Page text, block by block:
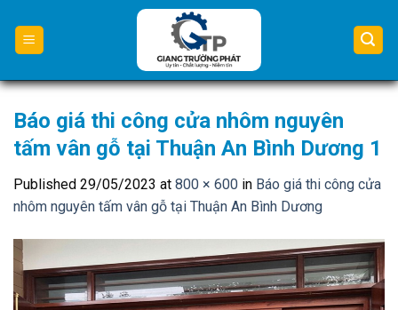
content
Báo giá thi công cửa nhôm nguyên
tấm vân gỗ tại Thuận An Bình Dương 1
Published 29/05/2023 at 800 × 600 in Báo giá thi công cửa
nhôm nguyên tấm vân gỗ tại Thuận An Bình Dương